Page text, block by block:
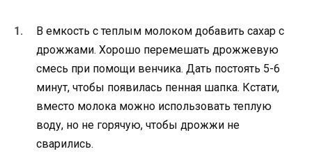
В емкость с теплым молоком добавить сахар с
дрожжами. Хорошо перемешать дрожжевую
смесь при помощи венчика. Дать постоять 5-6
минут, чтобы появилась пенная шапка. Кстати,
вместо молока можно использовать теплую
воду, но не горячую, чтобы дрожжи не
сварились.